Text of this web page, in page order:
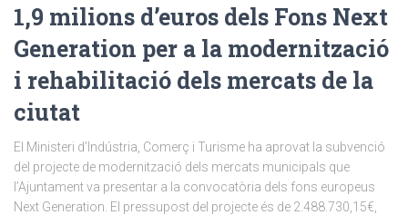
1,9 milions d’euros dels Fons Next
Generation per a la modernització
i rehabilitació dels mercats de la
ciutat
El Ministeri d’Indústria, Comerç i Turisme ha aprovat la subvenció
del projecte de modernització dels mercats municipals que
l’Ajuntament va presentar a la convocatòria dels fons europeus
Next Generation. El pressupost del projecte és de 2.488.730,15€,